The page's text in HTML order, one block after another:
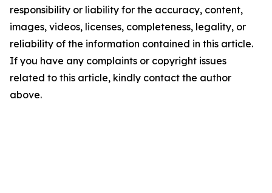
responsibility or liability for the accuracy, content,
images, videos, licenses, completeness, legality, or
reliability of the information contained in this article.
If you have any complaints or copyright issues
related to this article, kindly contact the author
above.